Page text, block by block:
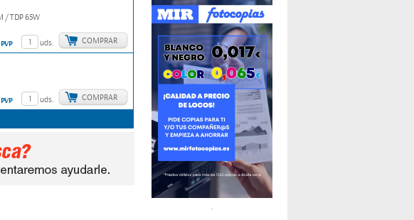
/ TDP 65W
uds. COMPRAR
PVP
uds. COMPRAR
PVP
.